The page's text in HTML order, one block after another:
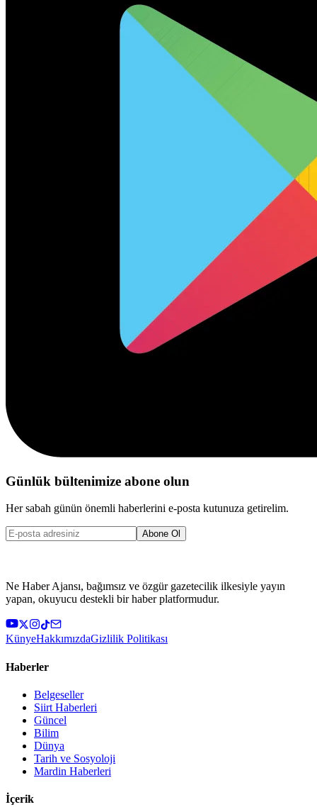
Günlük bültenimize abone olun
Her sabah günün önemli haberlerini e-posta kutunuza getirelim.
Abone Ol
Ne Haber Ajansı, bağımsız ve özgür gazetecilik ilkesiyle yayın
yapan, okuyucu destekli bir haber platformudur.
KünyeHakkımızdaGizlilik Politikası
Haberler
Belgeseller
Siirt Haberleri
Güncel
Bilim
Dünya
Tarih ve Sosyoloji
Mardin Haberleri
İçerik